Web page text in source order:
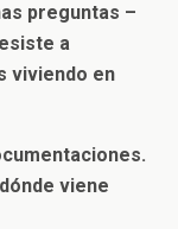
preguntas –
a
viviendo en
viene